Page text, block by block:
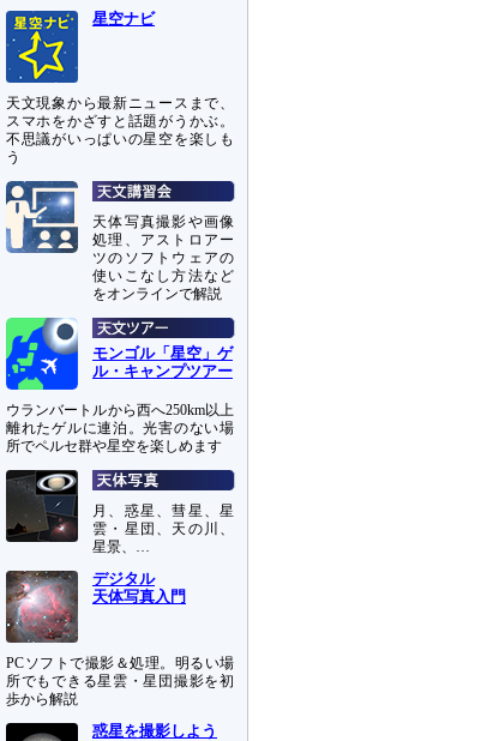
星空ナビ
天文現象から最新ニュースまで、
スマホをかざすと話題がうかぶ。
不思議がいっぱいの星空を楽しも
う
天体写真撮影や画像
処理、アストロアー
ツのソフトウェアの
使いこなし方法など
をオンラインで解説
モンゴル「星空」ゲ
ル・キャンプツアー
ウランバートルから西へ250km以上
離れたゲルに連泊。光害のない場
所でペルセ群や星空を楽しめます
月、惑星、彗星、星
雲・星団、天の川、
星景、…
デジタル
天体写真入門
PCソフトで撮影＆処理。明るい場
所でもできる星雲・星団撮影を初
歩から解説
惑星を撮影しよう